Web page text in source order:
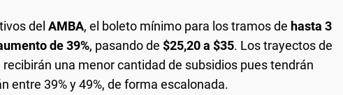
del AMBA, el boleto mínimo para los tramos de hasta 3
de 39%, pasando de $25,20 a $35. Los trayectos de
una menor cantidad de subsidios pues tendrán
entre 39% y 49%, de forma escalonada.